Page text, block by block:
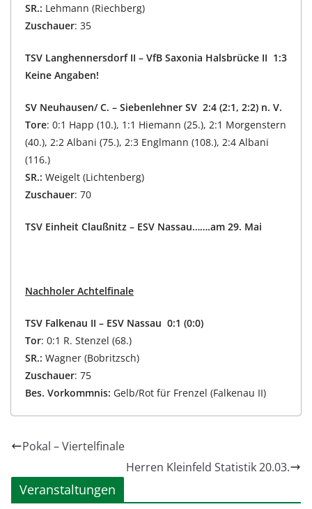
SR.: Lehmann (Riechberg)
Zuschauer: 35
TSV Langhennersdorf II – VfB Saxonia Halsbrücke II 1:3
Keine Angaben!
SV Neuhausen/ C. – Siebenlehner SV 2:4 (2:1, 2:2) n. V.
Tore: 0:1 Happ (10.), 1:1 Hiemann (25.), 2:1 Morgenstern
(40.), 2:2 Albani (75.), 2:3 Englmann (108.), 2:4 Albani
(116.)
SR.: Weigelt (Lichtenberg)
Zuschauer: 70
TSV Einheit Claußnitz – ESV Nassau…….am 29. Mai
Nachholer Achtelfinale
TSV Falkenau II – ESV Nassau 0:1 (0:0)
Tor: 0:1 R. Stenzel (68.)
SR.: Wagner (Bobritzsch)
Zuschauer: 75
Bes. Vorkommnis: Gelb/Rot für Frenzel (Falkenau II)
Pokal – Viertelfinale
Herren Kleinfeld Statistik 20.03.
Veranstaltungen